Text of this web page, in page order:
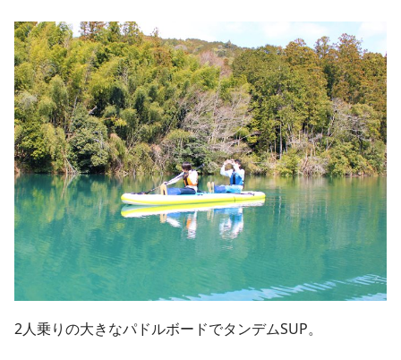
2人乗りの大きなパドルボードでタンデムSUP。